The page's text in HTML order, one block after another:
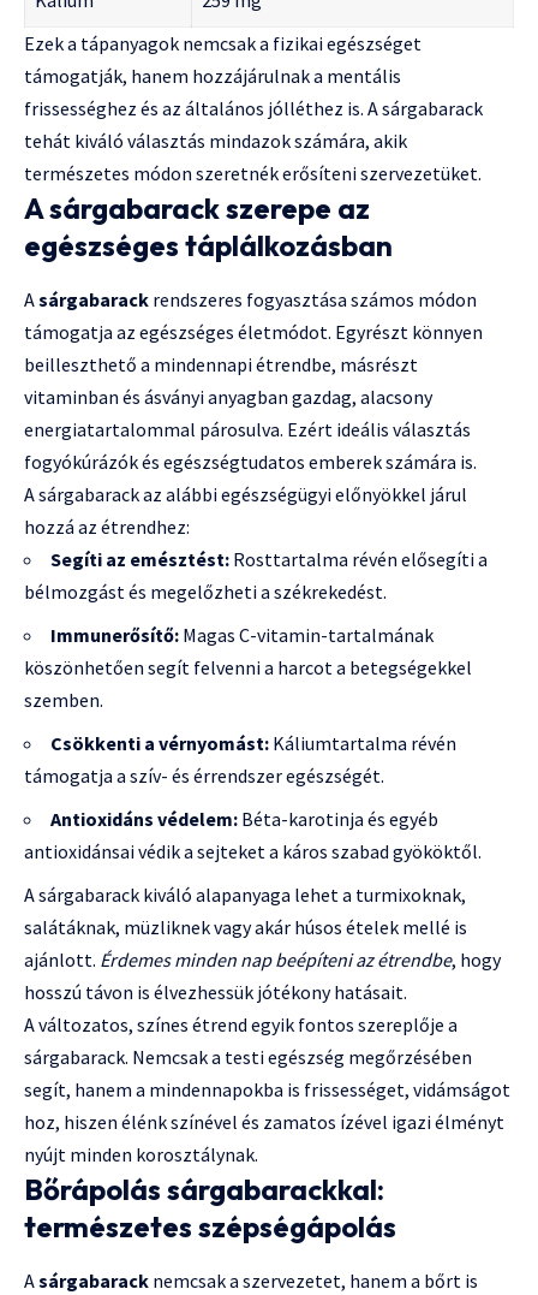
Ezek a tápanyagok nemcsak a fizikai egészséget
támogatják, hanem hozzájárulnak a mentális
frissességhez és az általános jólléthez is. A sárgabarack
tehát kiváló választás mindazok számára, akik
természetes módon szeretnék erősíteni szervezetüket.
A sárgabarack szerepe az
egészséges táplálkozásban
Asárgabarack rendszeres fogyasztása számos módon
támogatja az egészséges életmódot. Egyrészt könnyen
beilleszthető a mindennapi étrendbe, másrészt
vitaminban és ásványi anyagban gazdag, alacsony
energiatartalommal párosulva. Ezért ideális választás
fogyókúrázók és egészségtudatos emberek számára is.
A sárgabarack az alábbi egészségügyi előnyökkel járul
hozzá az étrendhez:
Segíti az emésztést: Rosttartalma révén elősegíti a
bélmozgást és megelőzheti a székrekedést.
Immunerősítő: Magas C-vitamin-tartalmának
köszönhetően segít felvenni a harcot a betegségekkel
szemben.
Csökkenti a vérnyomást: Káliumtartalma révén
támogatja a szív- és érrendszer egészségét.
Antioxidáns védelem: Béta-karotinja és egyéb
antioxidánsai védik a sejteket a káros szabad gyököktől.
A sárgabarack kiváló alapanyaga lehet a turmixoknak,
salátáknak, müzliknek vagy akár húsos ételek mellé is
ajánlott. Érdemes minden nap beépíteni az étrendbe, hogy
hosszú távon is élvezhessük jótékony hatásait.
A változatos, színes étrend egyik fontos szereplője a
sárgabarack. Nemcsak a testi egészség megőrzésében
segít, hanem a mindennapokba is frissességet, vidámságot
hoz, hiszen élénk színével és zamatos ízével igazi élményt
nyújt minden korosztálynak.
Bőrápolás sárgabarackkal:
természetes szépségápolás
Asárgabarack nemcsak a szervezetet, hanem a bőrt is